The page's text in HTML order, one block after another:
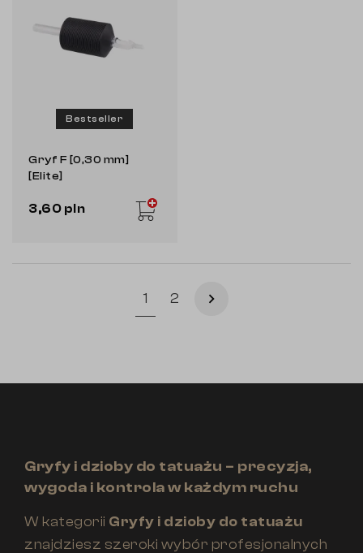
Bestseller
Gryf F [0,30 mm]
[Elite]
3,60 pln
1 2 keyboard_arrow_right
Gryfy i dzioby do tatuażu – precyzja,
wygoda i kontrola w każdym ruchu
W kategorii Gryfy i dzioby do tatuażu
znajdziesz szeroki wybór profesjonalnych